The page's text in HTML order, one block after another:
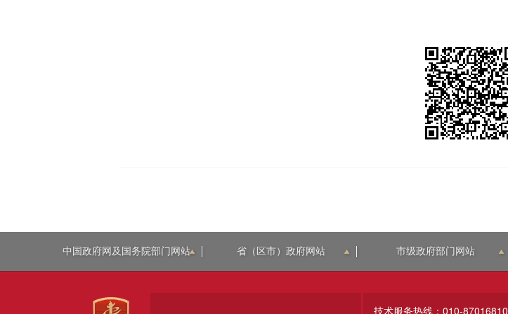
中国政府网及国务院部门网站 省（区市）政府网站 市级政府部门网站
技术服务热线：010-87016810